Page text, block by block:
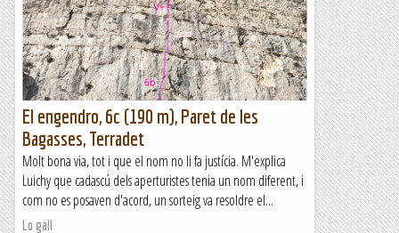
El engendro, 6c (190 m), Paret de les
Bagasses, Terradet
Molt bona via, tot i que el nom no li fa justícia. M'explica
Luichy que cadascú dels aperturistes tenia un nom diferent, i
com no es posaven d'acord, un sorteig va resoldre el...
Lo gall